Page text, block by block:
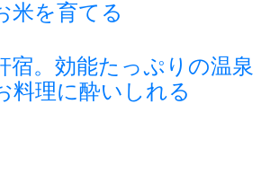
米を育てる
宿。効能たっぷりの温泉
料理に酔いしれる